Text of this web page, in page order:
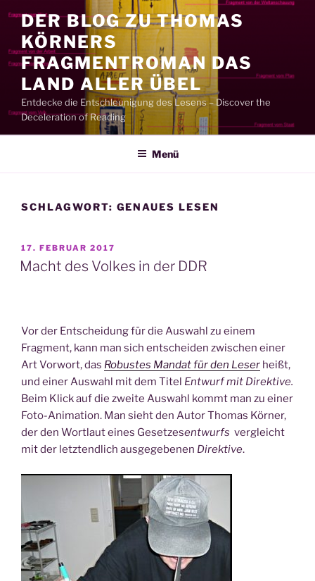
Inhalt
springen
DER BLOG ZU THOMAS
KÖRNERS
FRAGMENTROMAN DAS
LAND ALLER ÜBEL
Entdecke die Entschleunigung des Lesens – Discover the
Deceleration of Reading
Menü
SCHLAGWORT: GENAUES LESEN
VERÖFFENTLICHT
AM
17. FEBRUAR 2017
Macht des Volkes in der DDR
Vor der Entscheidung für die Auswahl zu einem
Fragment, kann man sich entscheiden zwischen einer
Art Vorwort, das Robustes Mandat für den Leser heißt,
und einer Auswahl mit dem Titel Entwurf mit Direktive.
Beim Klick auf die zweite Auswahl kommt man zu einer
Foto-Animation. Man sieht den Autor Thomas Körner,
der den Wortlaut eines Gesetzesentwurfs vergleicht
mit der letztendlich ausgegebenen Direktive.